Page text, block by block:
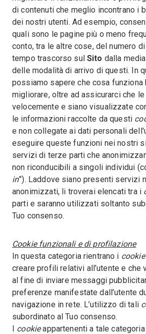
di contenuti che meglio incontrano i
dei nostri utenti. Ad esempio,
quali sono le pagine più o meno
conto, tra le altre cose, del numero
tempo trascorso sul Sito dalla
delle modalità di arrivo di questi. In
possiamo sapere che cosa funziona
migliorare, oltre ad assicurarci che
velocemente e siano visualizzate
le informazioni raccolte da questi
e non collegate ai dati personali
eseguire queste funzioni nei nostri
servizi di terze parti che
non riconducibili a singoli individui
in”). Laddove siano presenti servizi
anonimizzati, li troverai elencati tra i
parti e saranno utilizzati soltanto
Tuo consenso.
Cookie funzionali e di profilazione
In questa categoria rientrano i cookie
creare profili relativi all’utente e che
al fine di inviare messaggi
preferenze manifestate dall’utente
navigazione in rete. L’utilizzo di tali
subordinato al Tuo consenso.
I cookieappartenenti a tale